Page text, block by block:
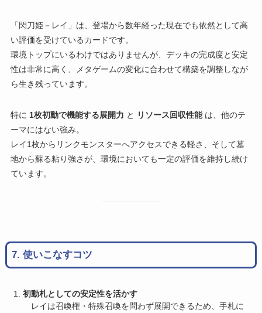
「閃刀姫－レイ」は、登場から数年経った現在でも依然として高
い評価を受けているカードです。
環境トップにいるわけではありませんが、デッキの完成度と安定
性は非常に高く、メタゲームの変化に合わせて構築を調整しなが
ら生き残っています。
特に 1枚初動で機能する展開力 と リソース回収性能は、他のテ
ーマにはない強み。
レイ1枚からリンクモンスターへアクセスできる軽さ、そして墓
地から蘇る粘り強さが、環境においても一定の評価を維持し続け
ています。
7. 使いこなすコツ
初動札としての安定性を活かす
レイは召喚権・特殊召喚を問わず展開できるため、手札に